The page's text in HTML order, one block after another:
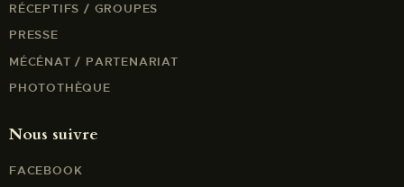
RÉCEPTIFS / GROUPES
PRESSE
MÉCÉNAT / PARTENARIAT
PHOTOTHÈQUE
Nous suivre
FACEBOOK